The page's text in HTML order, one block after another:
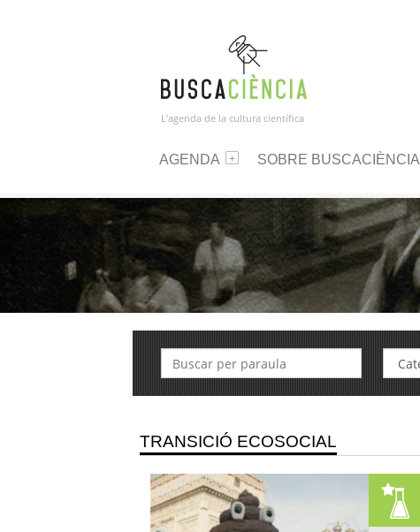
L’agenda de la cultura científica
AGENDA SOBRE BUSCACIÈNCIA
TRANSICIÓ ECOSOCIAL